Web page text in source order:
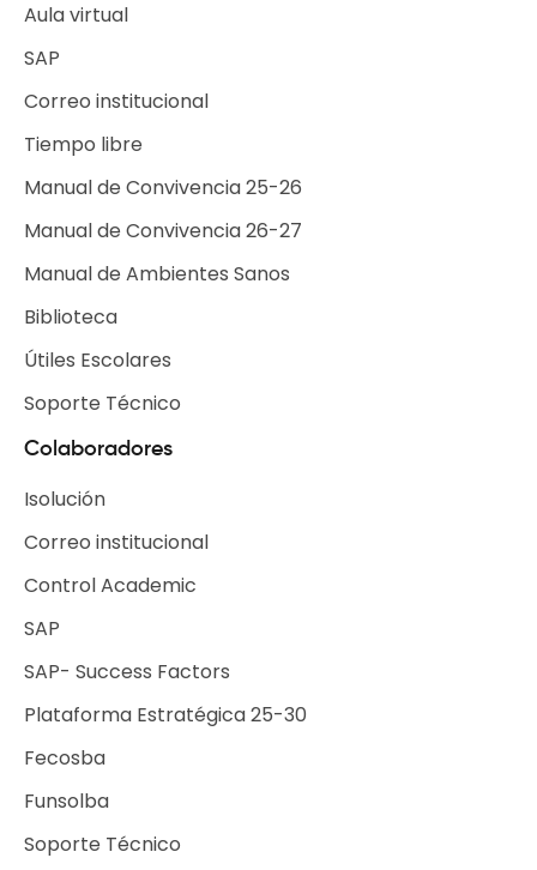
Aula virtual
SAP
Correo institucional
Tiempo libre
Escuelas de Tiempo Libre
Selecciones Deportivas
Grupos Institucionales
Manual de Convivencia 25-26
Manual de Convivencia 26-27
Manual de Ambientes Sanos
Biblioteca
Útiles Escolares
Soporte Técnico
Colaboradores
Isolución
Correo institucional
Control Academic
SAP
SAP- Success Factors
Plataforma Estratégica 25-30
Fecosba
Funsolba
Soporte Técnico